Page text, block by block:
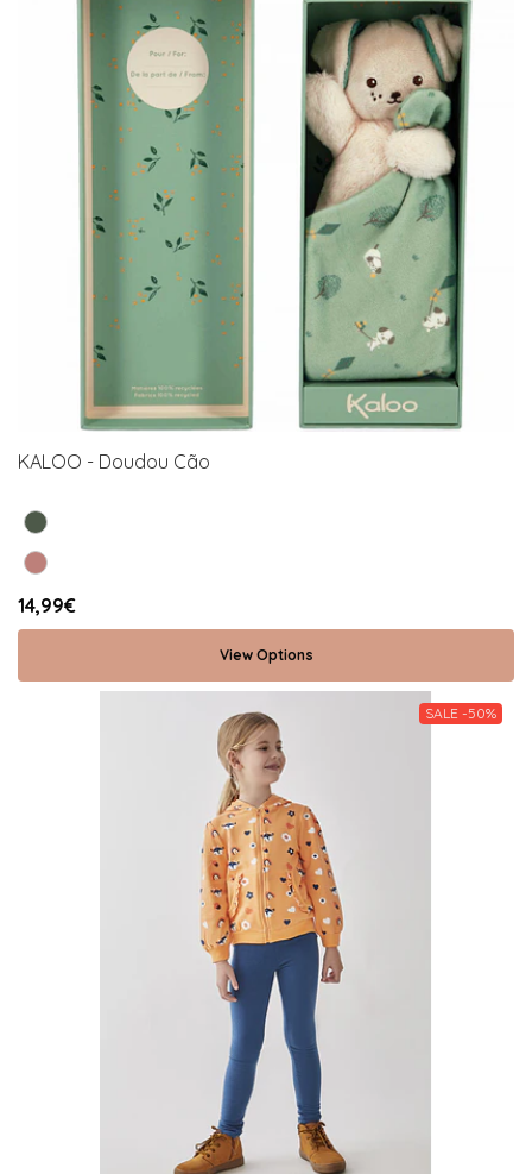
KALOO - Doudou Cão
14,99€
View Options
SALE -50%